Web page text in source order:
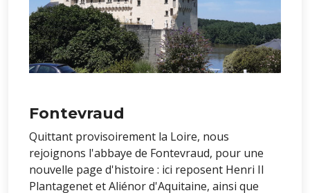
Fontevraud
Quittant provisoirement la Loire, nous
rejoignons l'abbaye de Fontevraud, pour une
nouvelle page d'histoire : ici reposent Henri II
Plantagenet et Aliénor d'Aquitaine, ainsi que